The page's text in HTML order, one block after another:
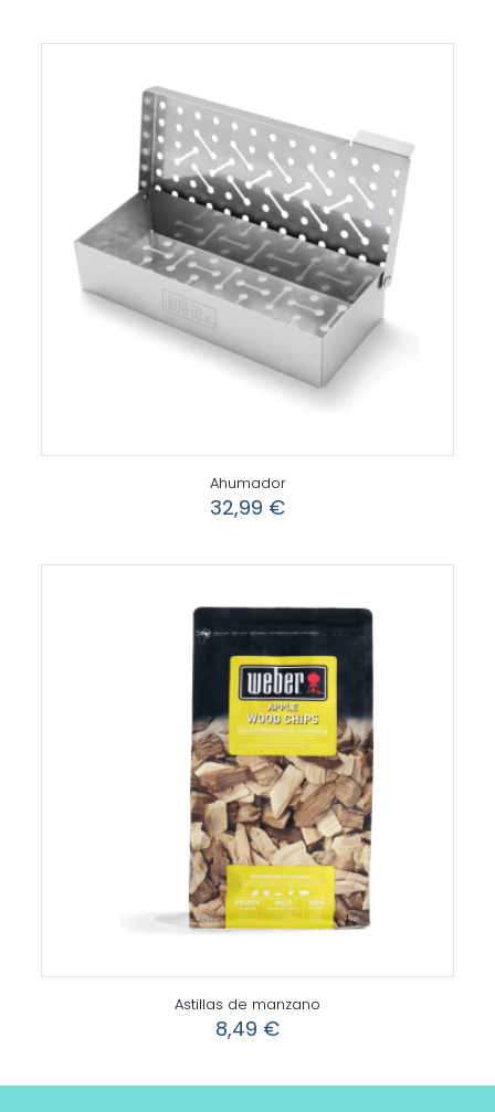
Ahumador
32,99 €
Astillas de manzano
8,49 €